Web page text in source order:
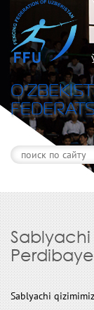
Sablyachi
Sablyachi